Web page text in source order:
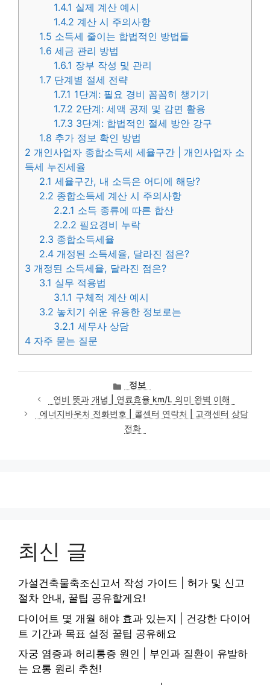
1.4.1 실제 계산 예시
1.4.2 계산 시 주의사항
1.5 소득세 줄이는 합법적인 방법들
1.6 세금 관리 방법
1.6.1 장부 작성 및 관리
1.7 단계별 절세 전략
1.7.1 1단계: 필요 경비 꼼꼼히 챙기기
1.7.2 2단계: 세액 공제 및 감면 활용
1.7.3 3단계: 합법적인 절세 방안 강구
1.8 추가 정보 확인 방법
2 개인사업자 종합소득세 세율구간 | 개인사업자 소
득세 누진세율
2.1 세율구간, 내 소득은 어디에 해당?
2.2 종합소득세 계산 시 주의사항
2.2.1 소득 종류에 따른 합산
2.2.2 필요경비 누락
2.3 종합소득세율
2.4 개정된 소득세율, 달라진 점은?
3 개정된 소득세율, 달라진 점은?
3.1 실무 적용법
3.1.1 구체적 계산 예시
3.2 놓치기 쉬운 유용한 정보로는
3.2.1 세무사 상담
4 자주 묻는 질문
카
테
고
리
정보
연비 뜻과 개념 | 연료효율 km/L 의미 완벽 이해
에너지바우처 전화번호 | 콜센터 연락처 | 고객센터 상담
전화
최신 글
가설건축물축조신고서 작성 가이드 | 허가 및 신고
절차 안내, 꿀팁 공유할게요!
다이어트 몇 개월 해야 효과 있는지 | 건강한 다이어
트 기간과 목표 설정 꿀팁 공유해요
자궁 염증과 허리통증 원인 | 부인과 질환이 유발하
는 요통 원리 추천!